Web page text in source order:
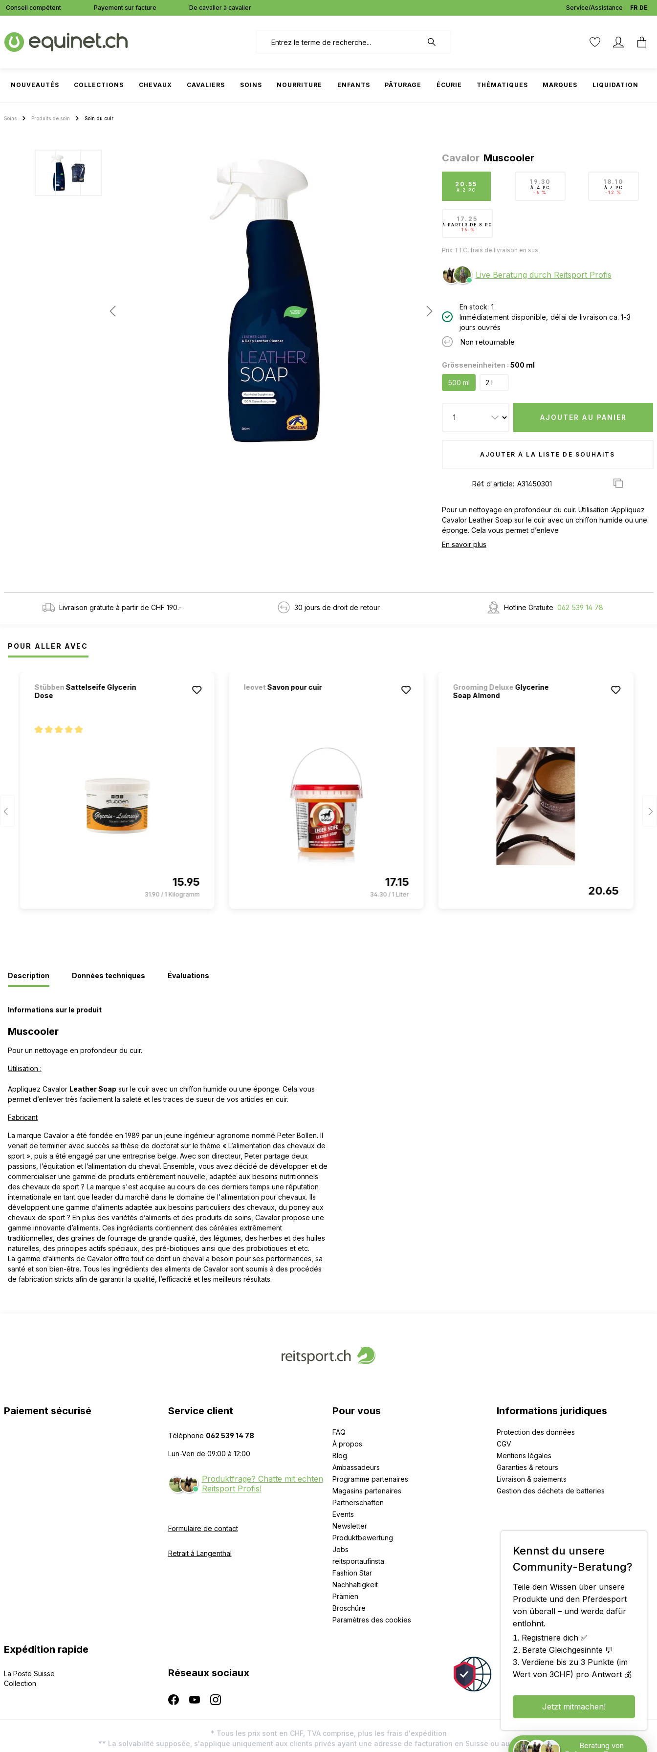
Passer à la navigation principale
Conseil compétent Payement sur facture De cavalier à cavalier Service/Assistance DE
FR
NOUVEAUTÉS COLLECTIONS CHEVAUX CAVALIERS SOINS NOURRITURE ENFANTS PÂTURAGE ÉCURIE THÉMATIQUES MARQUES LIQUIDATION
Soins Produits de soin Soin du cuir
Cavalor Muscooler
20.55
À 2 PC
19.30
À 4 PC
-6 %
18.10
À 7 PC
-12 %
17.25
À PARTIR DE 8 PC
-16 %
Prix TTC, frais de livraison en sus
Live Beratung durch Reitsport Profis
En stock: 1
Immédiatement disponible, délai de livraison ca. 1-3
jours ouvrés
Non retournable
Grösseneinheiten : 500 ml
500 ml 2 l
AJOUTER AU PANIER
AJOUTER À LA LISTE DE SOUHAITS
Réf. d'article:
Pour un nettoyage en profondeur du cuir. Utilisation :Appliquez
Cavalor Leather Soap sur le cuir avec un chiffon humide ou une
éponge. Cela vous permet d’enleve
En savoir plus
Livraison gratuite à partir de CHF 190.- 30 jours de droit de retour Hotline Gratuite 062 539 14 78
POUR ALLER AVEC
StübbenSattelseife Glycerin
Dose
15.95
31.90 / 1 Kilogramm
leovetSavon pour cuir
17.15
34.30 / 1 Liter
Grooming Deluxe Glycerine
Soap Almond
20.65
Description Données techniques Évaluations
Informations sur le produit
Muscooler
Pour un nettoyage en profondeur du cuir.
Utilisation :
Appliquez Cavalor Leather Soap sur le cuir avec un chiffon humide ou une éponge. Cela vous
permet d’enlever très facilement la saleté et les traces de sueur de vos articles en cuir.
Fabricant
La marque Cavalor a été fondée en 1989 par un jeune ingénieur agronome nommé Peter Bollen. Il
venait de terminer avec succès sa thèse de doctorat sur le thème « L’alimentation des chevaux de
sport », puis a été engagé par une entreprise belge. Avec son directeur, Peter partage deux
passions, l’équitation et l’alimentation du cheval. Ensemble, vous avez décidé de développer et de
commercialiser une gamme de produits entièrement nouvelle, adaptée aux besoins nutritionnels
des chevaux de sport ? La marque s'est acquise au cours de ces derniers temps une réputation
internationale en tant que leader du marché dans le domaine de l'alimentation pour chevaux. Ils
développent une gamme d’aliments adaptée aux besoins particuliers des chevaux, du poney aux
chevaux de sport ? En plus des variétés d’aliments et des produits de soins, Cavalor propose une
gamme innovante d’aliments. Ces ingrédients contiennent des céréales extrêmement
traditionnelles, des graines de fourrage de grande qualité, des légumes, des herbes et des huiles
naturelles, des principes actifs spéciaux, des pré-biotiques ainsi que des probiotiques et etc.
La gamme d’aliments de Cavalor offre tout ce dont un cheval a besoin pour ses performances, sa
santé et son bien-être. Tous les ingrédients des aliments de Cavalor sont soumis à des procédés
de fabrication stricts afin de garantir la qualité, l’efficacité et les meilleurs résultats.
Paiement sécurisé Service client
Téléphone 062 539 14 78
Lun-Ven de 09:00 à 12:00
Produktfrage? Chatte mit echten
Reitsport Profis!
Formulaire de contact
Retrait à Langenthal
Pour vous
FAQ
À propos
Blog
Ambassadeurs
Programme partenaires
Magasins partenaires
Partnerschaften
Events
Newsletter
Produktbewertung
Jobs
reitsportaufinsta
Fashion Star
Nachhaltigkeit
Prämien
Broschüre
Paramètres des cookies
Informations juridiques
Protection des données
CGV
Mentions légales
Garanties & retours
Livraison & paiements
Gestion des déchets de batteries
Expédition rapide
La Poste Suisse
Collection
Réseaux sociaux
* Tous les prix sont en CHF, TVA comprise, plus les frais d'expédition
** La solvabilité supposée, s'applique uniquement aux clients privés ayant une adresse de facturation en Suisse ou au Liechtenstein
Kennst du unsere
Community-Beratung?
Teile dein Wissen über unsere
Produkte und den Pferdesport
von überall – und werde dafür
entlohnt.
Registriere dich ✅
Berate Gleichgesinnte 💬
Verdiene bis zu 3 Punkte (im
Wert von 3CHF) pro Antwort 💰
Jetzt mitmachen!
Beratung von